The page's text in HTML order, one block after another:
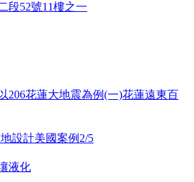
段52號11樓之一
206花蓮大地震為例(一)花蓮遠東百
設計美國案例2/5
液化